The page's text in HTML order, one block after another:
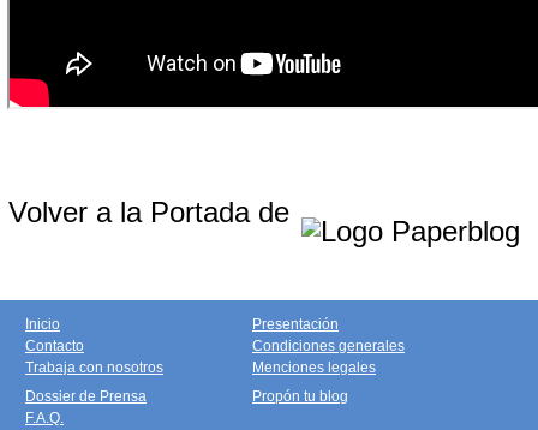
Volver a la Portada de
Inicio
Contacto
Trabaja con nosotros
Presentación
Condiciones generales
Menciones legales
Dossier de Prensa
F.A.Q.
Propón tu blog